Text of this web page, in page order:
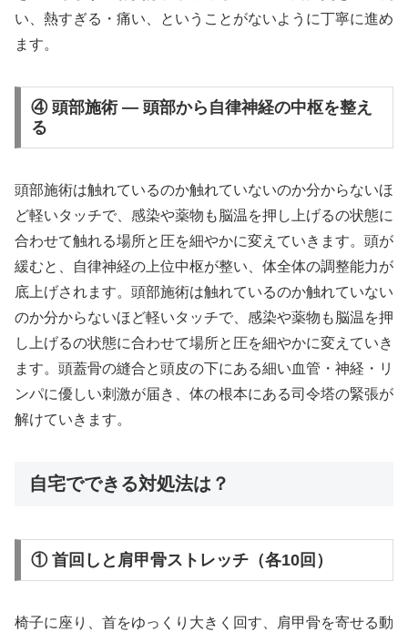
い、熱すぎる・痛い、ということがないように丁寧に進め
ます。
④ 頭部施術 — 頭部から自律神経の中枢を整え
る
頭部施術は触れているのか触れていないのか分からないほ
ど軽いタッチで、感染や薬物も脳温を押し上げるの状態に
合わせて触れる場所と圧を細やかに変えていきます。頭が
緩むと、自律神経の上位中枢が整い、体全体の調整能力が
底上げされます。頭部施術は触れているのか触れていない
のか分からないほど軽いタッチで、感染や薬物も脳温を押
し上げるの状態に合わせて場所と圧を細やかに変えていき
ます。頭蓋骨の縫合と頭皮の下にある細い血管・神経・リ
ンパに優しい刺激が届き、体の根本にある司令塔の緊張が
解けていきます。
自宅でできる対処法は？
① 首回しと肩甲骨ストレッチ（各10回）
椅子に座り、首をゆっくり大きく回す、肩甲骨を寄せる動